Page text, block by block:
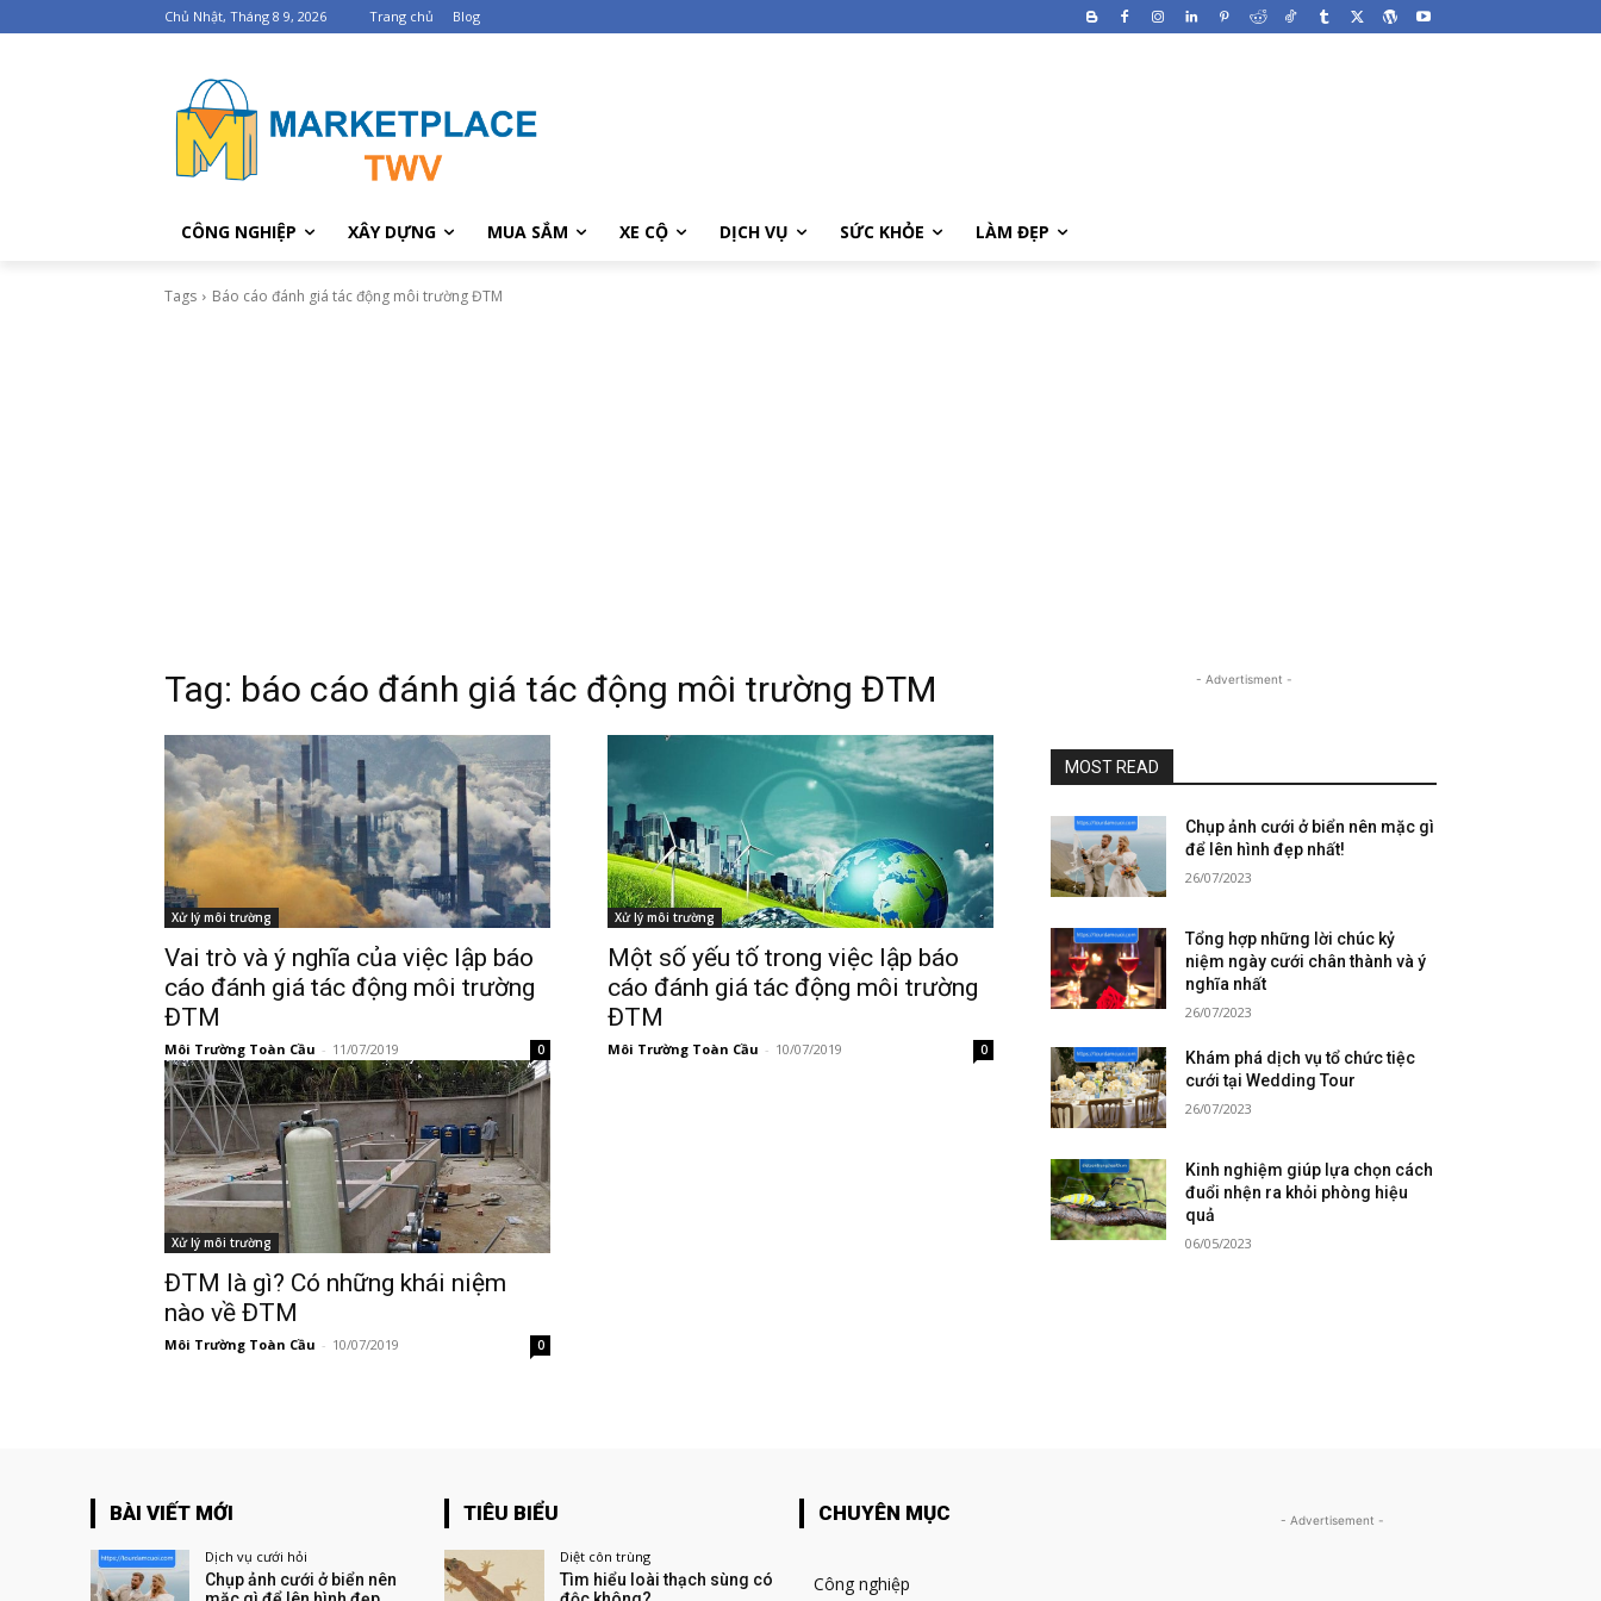
Chủ Nhật, Tháng 8 9, 2026 Trang chủ Blog
CÔNG NGHIỆP XÂY DỰNG MUA SẮM XE CỘ DỊCH VỤ SỨC KHỎE LÀM ĐẸP
Tags Báo cáo đánh giá tác động môi trường ĐTM
Tag: báo cáo đánh giá tác động môi trường ĐTM
Xử lý môi trường
Vai trò và ý nghĩa của việc lập báo
cáo đánh giá tác động môi trường
ĐTM
Môi Trường Toàn Cầu - 11/07/2019 0
Xử lý môi trường
Một số yếu tố trong việc lập báo
cáo đánh giá tác động môi trường
ĐTM
Môi Trường Toàn Cầu - 10/07/2019 0
Xử lý môi trường
ĐTM là gì? Có những khái niệm
nào về ĐTM
Môi Trường Toàn Cầu - 10/07/2019 0
- Advertisment -
MOST READ
Chụp ảnh cưới ở biển nên mặc gì
để lên hình đẹp nhất!
26/07/2023
Tổng hợp những lời chúc kỷ
niệm ngày cưới chân thành và ý
nghĩa nhất
26/07/2023
Khám phá dịch vụ tổ chức tiệc
cưới tại Wedding Tour
26/07/2023
Kinh nghiệm giúp lựa chọn cách
đuổi nhện ra khỏi phòng hiệu
quả
06/05/2023
BÀI VIẾT MỚI
Dịch vụ cưới hỏi
Chụp ảnh cưới ở biển nên
TIÊU BIỂU
Diệt côn trùng
Tìm hiểu loài thạch sùng có
CHUYÊN MỤC
Công nghiệp
- Advertisement -